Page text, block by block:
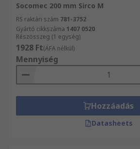
Socomec 200 mm Sirco M
RS raktári szám 781-3752
Gyártó cikkszáma 1407 0520
Részösszeg (1 egység)
1928 Ft(ÁFA nélkül)
Mennyiség
Hozzáadás
Datasheets